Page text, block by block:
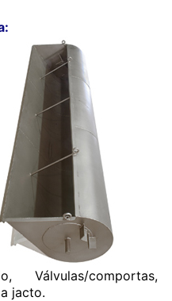
Válvulas/comportas,
jacto.